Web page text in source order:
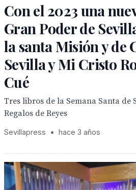
Con el 2023 una
Gran Poder de
la santa Misión y de
Sevilla y Mi Cristo
Cué
Tres libros de la Semana Santa de
Regalos de Reyes
Sevillapress • hace 3 años